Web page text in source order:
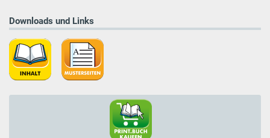
Downloads und Links